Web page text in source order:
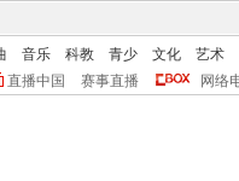
音乐 科教 青少 文化
艺术
直播中国 赛事直播 网络